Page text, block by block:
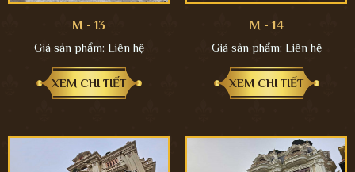
M - 13
Giá sản phẩm: Liên hệ
XEM CHI TIẾT
M - 14
Giá sản phẩm: Liên hệ
XEM CHI TIẾT